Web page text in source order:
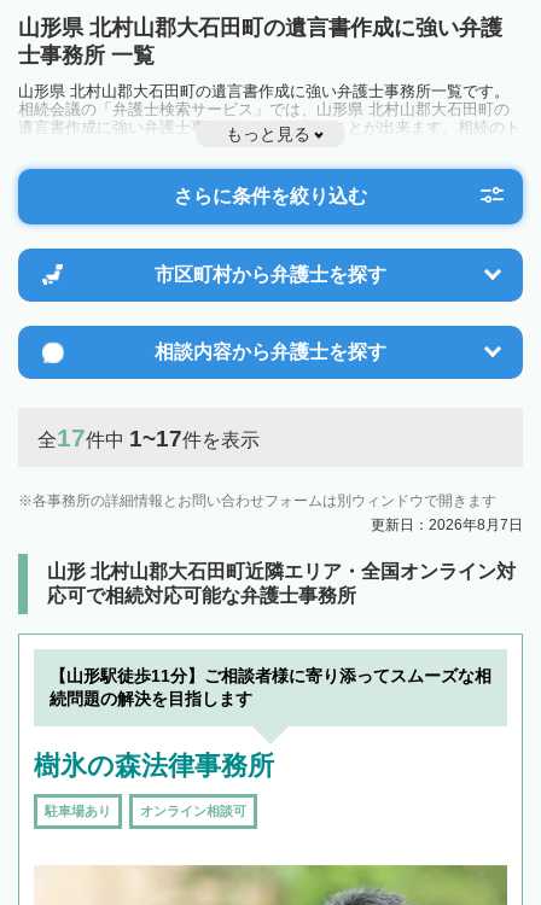
山形県 北村山郡大石田町の遺言書作成に強い弁護
士事務所 一覧
山形県 北村山郡大石田町の遺言書作成に強い弁護士事務所一覧です。
相続会議の「弁護士検索サービス」では、山形県 北村山郡大石田町の
遺言書作成に強い弁護士事務所を一覧で見ることが出来ます。相続のト
ラブルやお悩みを抱えている方は一度近隣の弁護士に相談してみましょ
う。
もっと見る
さらに条件を絞り込む
市区町村から弁護士を探す
相談内容から弁護士を探す
全17件中 1~17件を表示
各事務所の詳細情報とお問い合わせフォームは別ウィンドウで開きます
更新日：2026年8月7日
山形 北村山郡大石田町近隣エリア・全国オンライン対
応可で相続対応可能な弁護士事務所
【山形駅徒歩11分】ご相談者様に寄り添ってスムーズな相
続問題の解決を目指します
樹氷の森法律事務所
駐車場あり オンライン相談可